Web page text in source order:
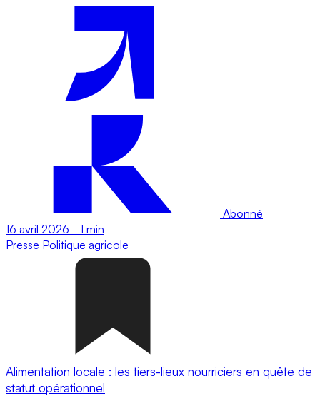
Abonné
16 avril 2026 - 1 min
Presse Politique agricole
Alimentation locale : les tiers-lieux nourriciers en quête de
statut opérationnel